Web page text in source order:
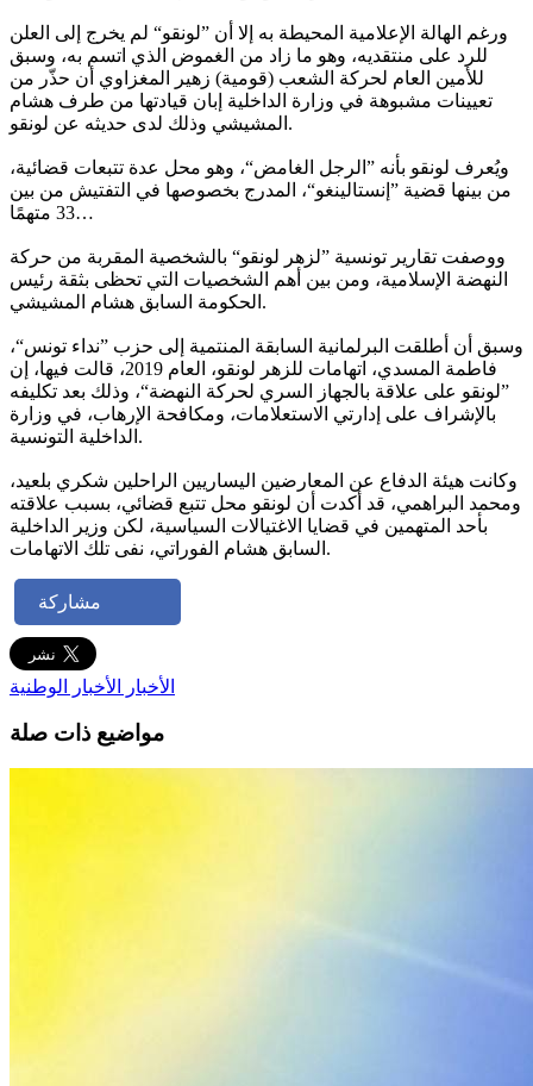
ورغم الهالة الإعلامية المحيطة به إلا أن ”لونقو“ لم يخرج إلى العلن
للرد على منتقديه، وهو ما زاد من الغموض الذي اتسم به، وسبق
للأمين العام لحركة الشعب (قومية) زهير المغزاوي أن حذّر من
تعيينات مشبوهة في وزارة الداخلية إبان قيادتها من طرف هشام
المشيشي وذلك لدى حديثه عن لونقو.
ويُعرف لونقو بأنه ”الرجل الغامض“، وهو محل عدة تتبعات قضائية،
من بينها قضية ”إنستالينغو“، المدرج بخصوصها في التفتيش من بين
33 متهمًا…
ووصفت تقارير تونسية ”لزهر لونقو“ بالشخصية المقربة من حركة
النهضة الإسلامية، ومن بين أهم الشخصيات التي تحظى بثقة رئيس
الحكومة السابق هشام المشيشي.
وسبق أن أطلقت البرلمانية السابقة المنتمية إلى حزب ”نداء تونس“،
فاطمة المسدي، اتهامات للزهر لونقو، العام 2019، قالت فيها، إن
”لونقو على علاقة بالجهاز السري لحركة النهضة“، وذلك بعد تكليفه
بالإشراف على إدارتي الاستعلامات، ومكافحة الإرهاب، في وزارة
الداخلية التونسية.
وكانت هيئة الدفاع عن المعارضين اليساريين الراحلين شكري بلعيد،
ومحمد البراهمي، قد أكدت أن لونقو محل تتبع قضائي، بسبب علاقته
بأحد المتهمين في قضايا الاغتيالات السياسية، لكن وزير الداخلية
السابق هشام الفوراتي، نفى تلك الاتهامات.
مشاركة
الأخبار الأخبار الوطنية
مواضيع ذات صلة